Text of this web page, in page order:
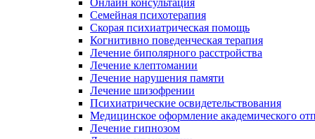
Онлайн консультация
Семейная психотерапия
Скорая психиатрическая помощь
Когнитивно поведенческая терапия
Лечение биполярного расстройства
Лечение клептомании
Лечение нарушения памяти
Лечение шизофрении
Психиатрические освидетельствования
Медицинское оформление академического
Лечение гипнозом